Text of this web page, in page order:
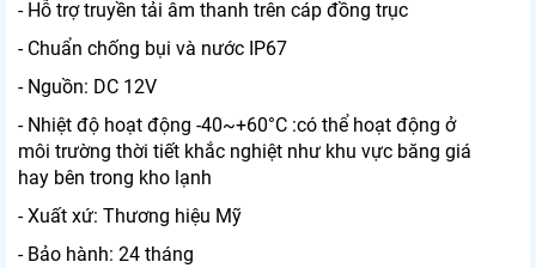
- Hỗ trợ truyền tải âm thanh trên cáp đồng trục
- Chuẩn chống bụi và nước IP67
- Nguồn: DC 12V
- Nhiệt độ hoạt động -40~+60°C :có thể hoạt động ở
môi trường thời tiết khắc nghiệt như khu vực băng giá
hay bên trong kho lạnh
- Xuất xứ: Thương hiệu Mỹ
- Bảo hành: 24 tháng